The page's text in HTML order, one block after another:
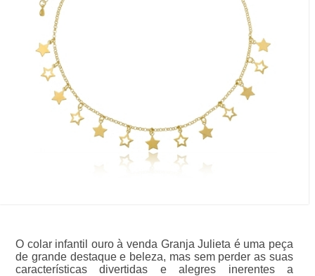
O colar infantil ouro à venda Granja Julieta é uma peça
de grande destaque e beleza, mas sem perder as suas
características divertidas e alegres inerentes a